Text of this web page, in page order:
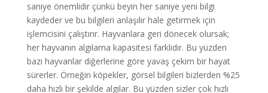
saniye önemlidir çünkü beyin her saniye yeni bilgi
kaydeder ve bu bilgileri anlaşılır hale getirmek için
işlemcisini çalıştırır. Hayvanlara geri dönecek olursak;
her hayvanın algılama kapasitesi farklıdır. Bu yüzden
bazı hayvanlar diğerlerine göre yavaş çekim bir hayat
sürerler. Örneğin köpekler, görsel bilgileri bizlerden %25
daha hızlı bir şekilde algılar. Bu yüzden sizler çok hızlı